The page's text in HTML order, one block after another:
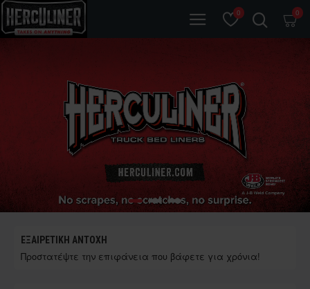
0 0
ΕΞΑΙΡΕΤΙΚΉ ΑΝΤΟΧΉ
Προστατέψτε την επιφάνεια που βάφετε για χρόνια!